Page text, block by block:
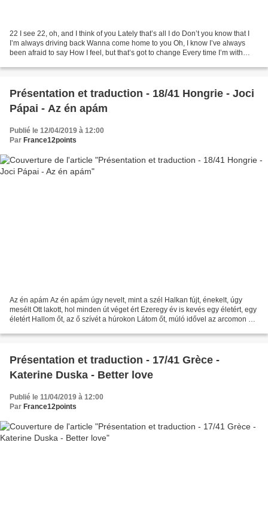
22 I see 22, oh, and I think of you Lately that’s all I do Don’t you know that I
I’m always driving back Wanna come home to you Oh, I know I’ve always
been afraid to say How I feel, but that’s got to change Every time I’m with
Présentation et traduction - 18/41 Hongrie - Joci
Pápai - Az én apám
Publié le 12/04/2019 à 12:00
Par France12points
Az én apám Az én apám úgy nevelt, mint a szél Halkan fújt, énekelt, úgy
mesélt Ott lakott, hol minden út véget ért Ezeregy év is kevés egy életért, egy
életért Hallom őt, az ő szívét a húrokon Látom őt, múló idővel az arcomon Az
Présentation et traduction - 17/41 Grèce -
Katerine Duska - Better love
Publié le 11/04/2019 à 12:00
Par France12points